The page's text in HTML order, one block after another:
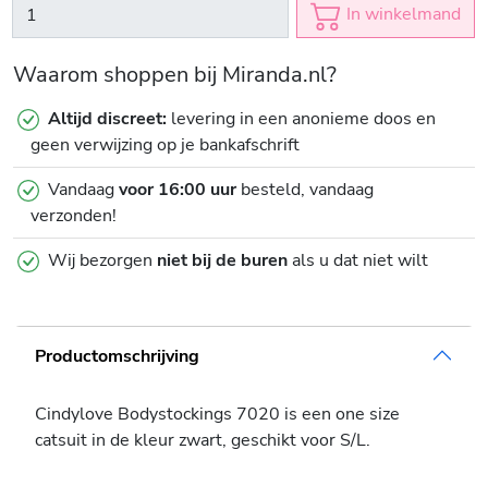
In winkelmand
Waarom shoppen bij Miranda.nl?
Altijd discreet: levering in een anonieme doos en
geen verwijzing op je bankafschrift
Vandaagvoor 16:00 uurbesteld, vandaag
verzonden!
Wij bezorgen niet bij de burenals u dat niet wilt
Productomschrijving
Cindylove Bodystockings 7020 is een one size
catsuit in de kleur zwart, geschikt voor S/L.